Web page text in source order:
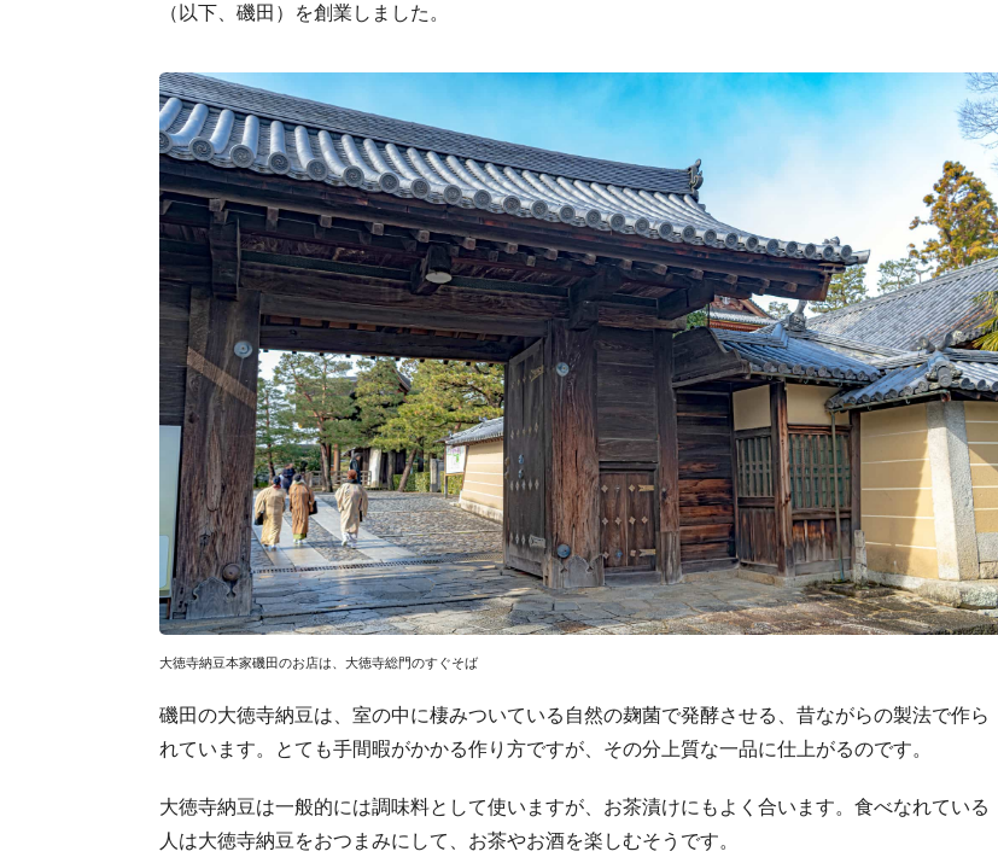
（以下、磯田）を創業しました。
大徳寺納豆本家磯田のお店は、大徳寺総門のすぐそば
磯田の大徳寺納豆は、室の中に棲みついている自然の麹菌で発酵させる、昔ながらの製法で作ら
れています。とても手間暇がかかる作り方ですが、その分上質な一品に仕上がるのです。
大徳寺納豆は一般的には調味料として使いますが、お茶漬けにもよく合います。食べなれている
人は大徳寺納豆をおつまみにして、お茶やお酒を楽しむそうです。